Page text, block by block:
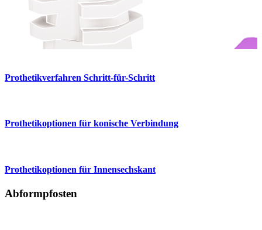
Prothetikverfahren Schritt-für-Schritt
Prothetikoptionen für konische Verbindung
Prothetikoptionen für Innensechskant
Abformpfosten